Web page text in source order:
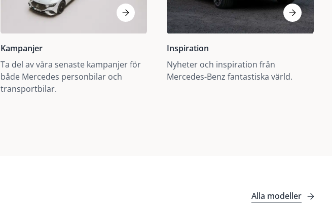
Kampanjer
Ta del av våra senaste kampanjer för
både Mercedes personbilar och
transportbilar.
Inspiration
Nyheter och inspiration från
Mercedes-Benz fantastiska värld.
Alla modeller